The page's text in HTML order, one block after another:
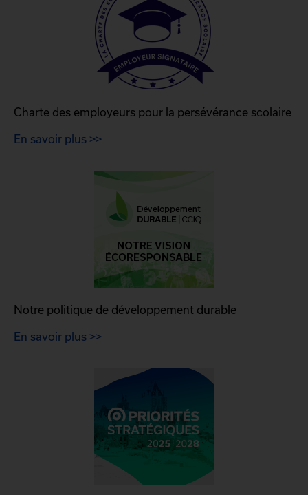
Charte des employeurs pour la persévérance scolaire
En savoir plus >>
Notre politique de développement durable
En savoir plus >>